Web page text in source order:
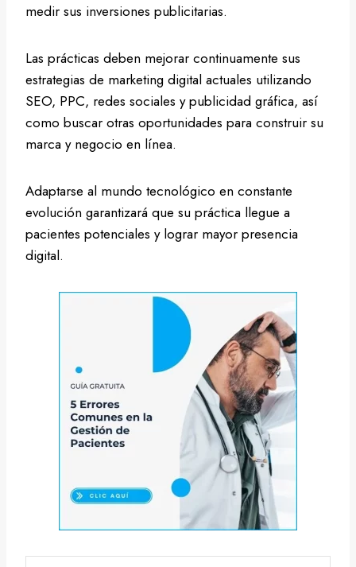
medir sus inversiones publicitarias.
Las prácticas deben mejorar continuamente sus
estrategias de marketing digital actuales utilizando
SEO, PPC, redes sociales y publicidad gráfica, así
como buscar otras oportunidades para construir su
marca y negocio en línea.
Adaptarse al mundo tecnológico en constante
evolución garantizará que su práctica llegue a
pacientes potenciales y lograr mayor presencia
digital.